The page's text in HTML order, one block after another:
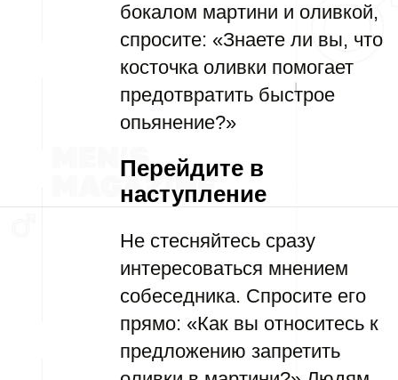
бокалом мартини и оливкой,
спросите: «Знаете ли вы, что
косточка оливки помогает
предотвратить быстрое
опьянение?»
Перейдите в
наступление
Не стесняйтесь сразу
интересоваться мнением
собеседника. Спросите его
прямо: «Как вы относитесь к
предложению запретить